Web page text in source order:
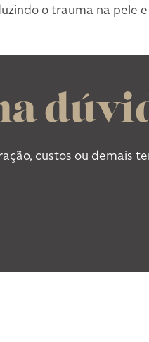
o trauma na pele
custos ou demais